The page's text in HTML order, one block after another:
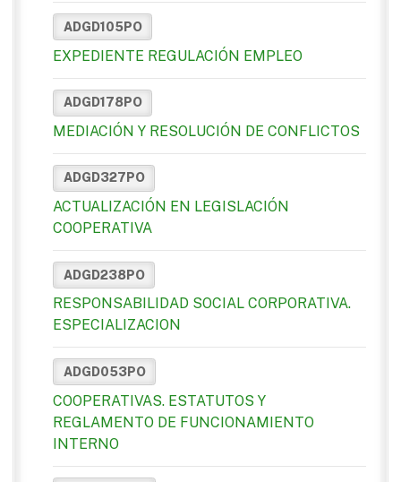
ADGD105PO
EXPEDIENTE REGULACIÓN EMPLEO
ADGD178PO
MEDIACIÓN Y RESOLUCIÓN DE CONFLICTOS
ADGD327PO
ACTUALIZACIÓN EN LEGISLACIÓN
COOPERATIVA
ADGD238PO
RESPONSABILIDAD SOCIAL CORPORATIVA.
ESPECIALIZACION
ADGD053PO
COOPERATIVAS. ESTATUTOS Y
REGLAMENTO DE FUNCIONAMIENTO
INTERNO